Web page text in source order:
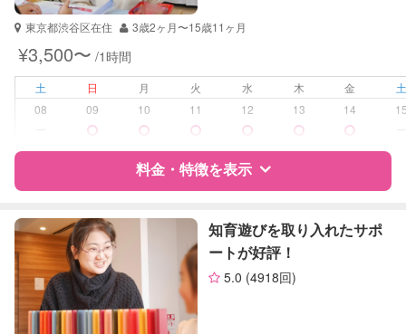
受験対策 小学校受験
学校/塾の補習・宿題
対応科目
国語
英語
東京都渋谷区在住 3歳2ヶ月〜15歳11ヶ月
¥3,500〜 /1時間
土 日 月 火 水 木 金
08
09 10 11 12 13 14
料金・特徴を表示
特徴 料金 レビュー
サポートの特徴
資格 自治体届出済ベビーシッター
知育遊びを取り入れたサポ
ートが好評！
5.0 (4918回)